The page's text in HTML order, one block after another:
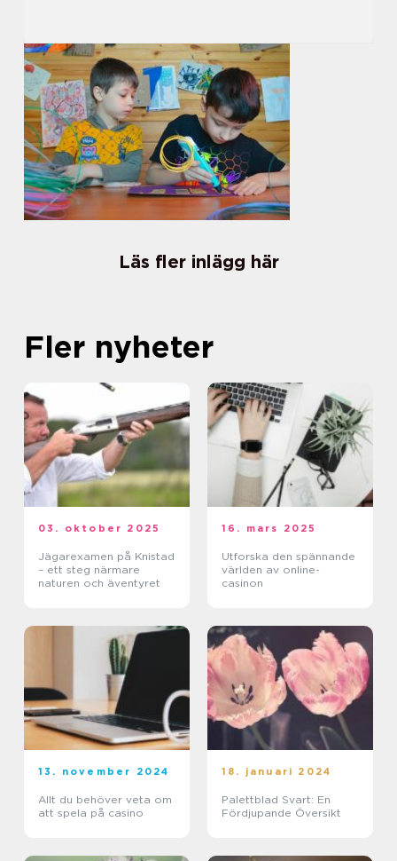
Läs fler inlägg här
Fler nyheter
03. oktober 2025
Jägarexamen på Knistad
– ett steg närmare
naturen och äventyret
16. mars 2025
Utforska den spännande
världen av online-
casinon
13. november 2024
Allt du behöver veta om
att spela på casino
18. januari 2024
Palettblad Svart: En
Fördjupande Översikt